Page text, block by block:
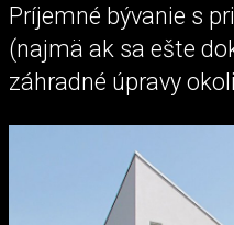
Príjemné bývanie s
(najmä ak sa ešte
záhradné úpravy